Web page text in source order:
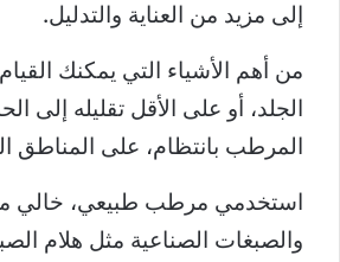
إلى مزيد من العناية والتدليل.
من أهم الأشياء التي يمكنك
الجلد، أو على الأقل تقليله إلى
المرطب بانتظام، على المناطق
استخدمي مرطب طبيعي، خالي من
والصبغات الصناعية مثل هلام